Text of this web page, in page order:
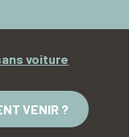
voiture
VENIR ?